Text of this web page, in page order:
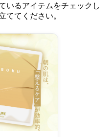
いるアイテムをチェックし
ててください。